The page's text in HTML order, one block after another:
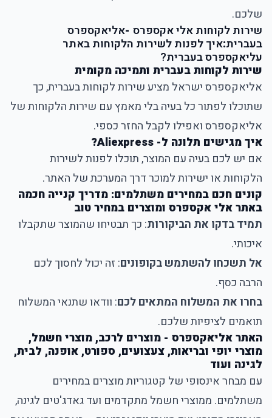
שלכם.
שירות לקוחות אלי אקספרס -אליאקספרס
בעברית:איך לפנות לשירות הלקוחות באתר
עליאקספרס בעברית?
שירות לקוחות בעברית ותמיכה מקומית
אליאקספרס ישראל מציע שירות לקוחות בעברית, כך
שתוכלו לפתור כל בעיה בלי מאמץ עם שירות הלקוחות של
אליאקספרס ואפילו לקבל החזר כספי.
איך מגישים תלונה ל- Aliexpress?
אם יש לכם בעיה עם המוצר, תוכלו לפנות לשירות
הלקוחות או ישירות למוכר דרך המערכת של האתר.
קונים חכם במחירים משתלמים: מדריך קנייה חכמה
באתר אלי אקספרס ומוצרים במחיר טוב
תמיד בדקו את הביקורות: כך תבטיחו שהמוצר שתקבלו
איכותי.
אל תשכחו להשתמש בקופונים: זה יכול לחסוך לכם
הרבה כסף.
בחרו את המשלוח המתאים לכם: וודאו שתנאי המשלוח
תואמים לציפיות שלכם.
האתר אליאקספרס - מוצרים לרכב, מוצרי חשמל,
מוצרי יופי ובריאות, צעצועים, ספורט, אופנה, לבית,
לגינה ועוד
עם מבחר אינסופי של קטגוריות מוצרים במחירים
משתלמים. ממוצרי חשמל מתקדמים ועד גאדג'טים לגינה,